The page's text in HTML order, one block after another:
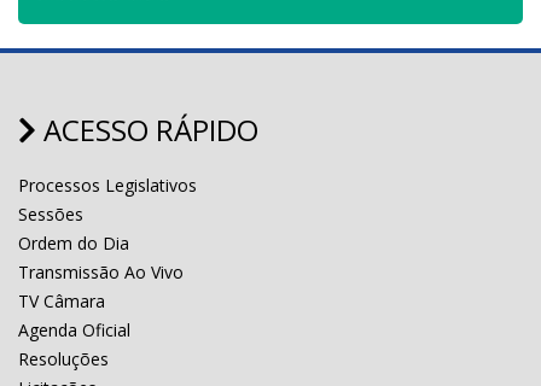
ACESSO RÁPIDO
Processos Legislativos
Sessões
Ordem do Dia
Transmissão Ao Vivo
TV Câmara
Agenda Oficial
Resoluções